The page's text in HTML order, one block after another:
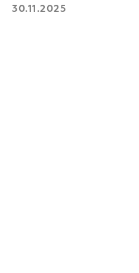
30.11.2025
Ma'lumotlaringizni qoldiring